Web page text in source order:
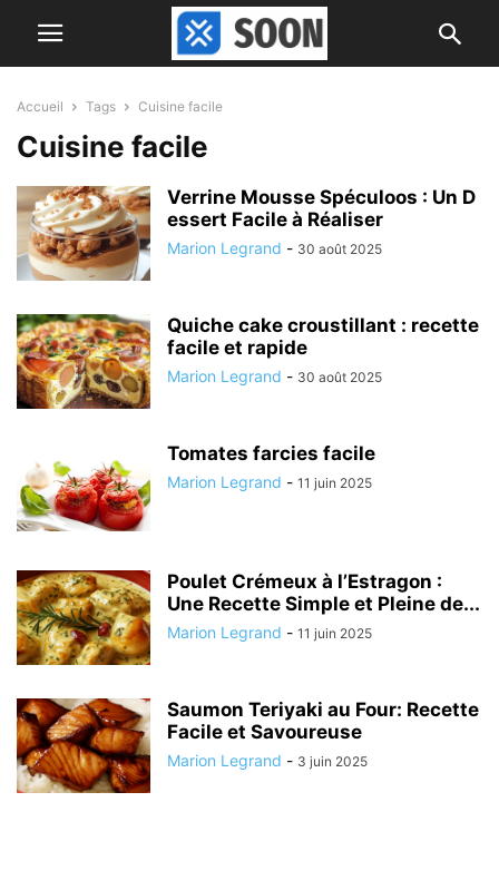
Accueil Tags Cuisine facile
Cuisine facile
Verrine Mousse Spéculoos : Un D
essert Facile à Réaliser
Marion Legrand - 30 août 2025
Quiche cake croustillant : recette
facile et rapide
Marion Legrand - 30 août 2025
Tomates farcies facile
Marion Legrand - 11 juin 2025
Poulet Crémeux à l’Estragon :
Une Recette Simple et Pleine de...
Marion Legrand - 11 juin 2025
Saumon Teriyaki au Four: Recette
Facile et Savoureuse
Marion Legrand - 3 juin 2025